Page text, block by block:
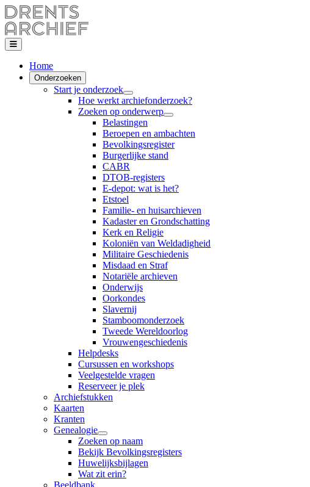
Home
Onderzoeken
Start je onderzoek
Hoe werkt archiefonderzoek?
Zoeken op onderwerp
Belastingen
Beroepen en ambachten
Bevolkingsregister
Burgerlijke stand
CABR
DTOB-registers
E-depot: wat is het?
Etstoel
Familie- en huisarchieven
Kadaster en Grondschatting
Kerk en Religie
Koloniën van Weldadigheid
Militaire Geschiedenis
Misdaad en Straf
Notariële archieven
Onderwijs
Oorkondes
Slavernij
Stamboomonderzoek
Tweede Wereldoorlog
Vrouwengeschiedenis
Helpdesks
Cursussen en workshops
Veelgestelde vragen
Reserveer je plek
Archiefstukken
Kaarten
Kranten
Genealogie
Zoeken op naam
Bekijk Bevolkingsregisters
Huwelijksbijlagen
Wat zit erin?
Beeldbank